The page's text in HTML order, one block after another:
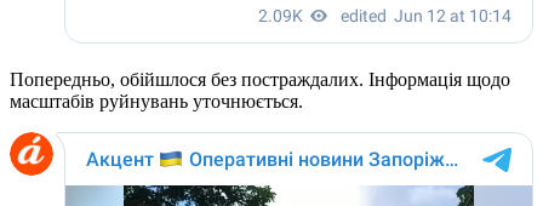
Попередньо, обійшлося без постраждалих. Інформація щодо
масштабів руйнувань уточнюється.